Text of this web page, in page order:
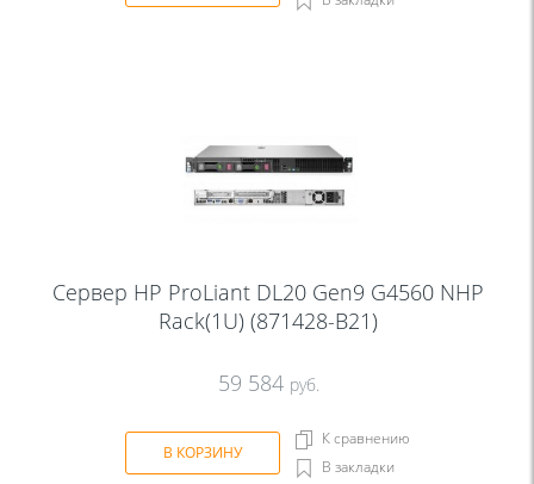
Сервер HP ProLiant DL20 Gen9 G4560 NHP
Rack(1U) (871428-B21)
59 584 руб.
В КОРЗИНУ
К сравнению
В закладки